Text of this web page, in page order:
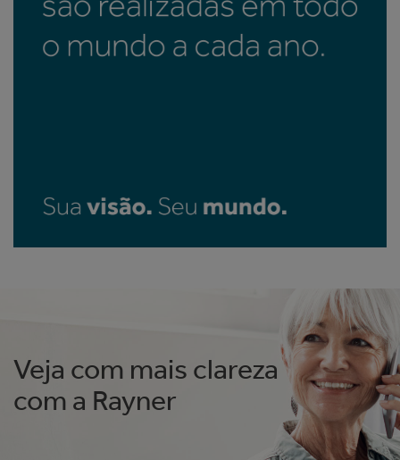
Veja com mais clareza
com a Rayner